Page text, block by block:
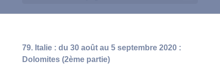
79. Italie : du 30 août au 5 septembre 2020 :
Dolomites (2ème partie)